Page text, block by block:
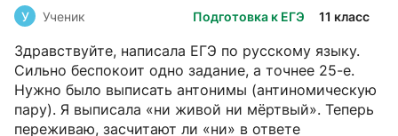
Подготовка к ЕГЭ 11 класс
У Ученик
Здравствуйте, написала ЕГЭ по русскому языку.
Сильно беспокоит одно задание, а точнее 25-е.
Нужно было выписать антонимы (антиномическую
пару). Я выписала «ни живой ни мёртвый». Теперь
переживаю, засчитают ли «ни» в ответе